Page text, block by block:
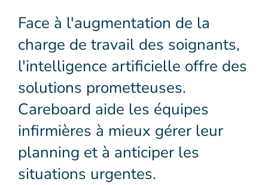
Face à l'augmentation de la
charge de travail des soignants,
l'intelligence artificielle offre des
solutions prometteuses.
Careboard aide les équipes
infirmières à mieux gérer leur
planning et à anticiper les
situations urgentes.